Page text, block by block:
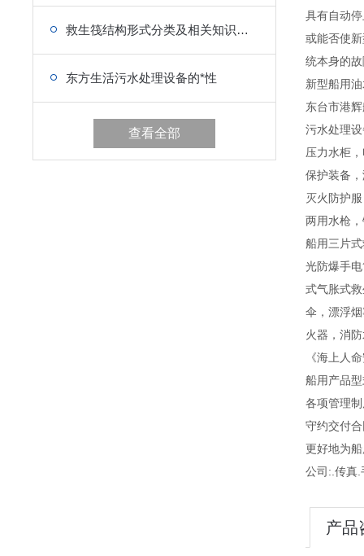
救生筏结构形式分类及相关知识介绍
东方生活污水处理设备的*性
查看全部
具有自动
或能否使
统本身的
新型船用
东台市港
污水处理
压力水柜
保护装备
灭火防护
两用水枪
船用三片
光防爆手
式气胀式
伞，漂浮
火器，消
《海上人
船用产品
各项管理
守约交付
更好地为
公司:.传真.
产品